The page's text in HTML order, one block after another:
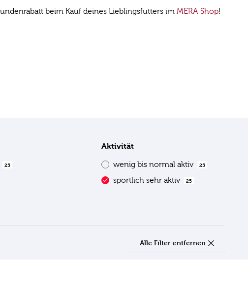
beim Kauf deines Lieblingsfutters im MERA Shop!
25
Aktivität
wenig bis normal aktiv 25
sportlich sehr aktiv 25
Alle Filter entfernen